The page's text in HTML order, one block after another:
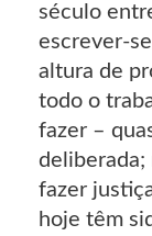
século
escrever-
altura de
todo o
fazer –
deliberada;
fazer
hoje têm